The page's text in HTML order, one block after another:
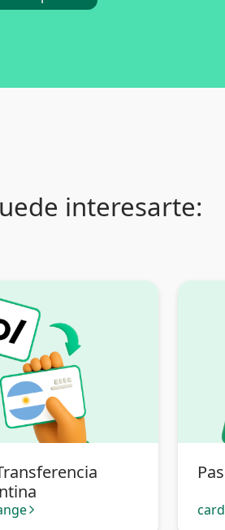
interesarte:
arrow_forward_ios